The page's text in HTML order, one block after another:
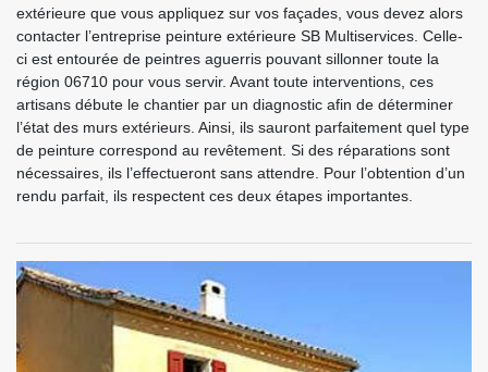
extérieure que vous appliquez sur vos façades, vous devez alors
contacter l’entreprise peinture extérieure SB Multiservices. Celle-
ci est entourée de peintres aguerris pouvant sillonner toute la
région 06710 pour vous servir. Avant toute interventions, ces
artisans débute le chantier par un diagnostic afin de déterminer
l’état des murs extérieurs. Ainsi, ils sauront parfaitement quel type
de peinture correspond au revêtement. Si des réparations sont
nécessaires, ils l’effectueront sans attendre. Pour l’obtention d’un
rendu parfait, ils respectent ces deux étapes importantes.